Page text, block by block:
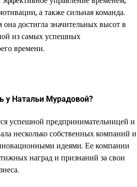
а также сильная команда.
она достигла значительных высот в
из самых успешных
времени.
у Натальи Мурадовой?
успешной предпринимательницей и
несколько собственных компаний и
идеями. Ее компании
наград и признаний за свои